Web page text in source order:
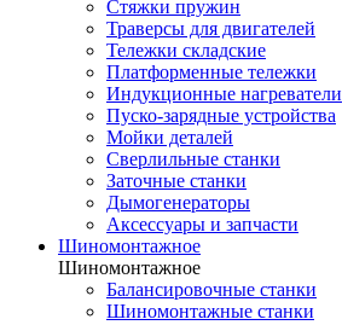
Стяжки пружин
Траверсы для двигателей
Тележки складские
Платформенные тележки
Индукционные нагреватели
Пуско-зарядные устройства
Мойки деталей
Сверлильные станки
Заточные станки
Дымогенераторы
Аксессуары и запчасти
Шиномонтажное
Шиномонтажное
Балансировочные станки
Шиномонтажные станки